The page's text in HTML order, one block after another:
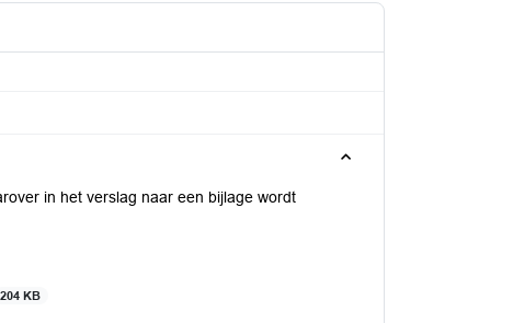
in het verslag naar een bijlage wordt
204 KB